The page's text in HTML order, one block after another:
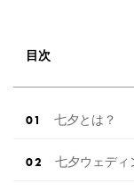
目次
七夕とは？
七夕ウェディ